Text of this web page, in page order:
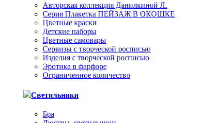
Авторская коллекция Данилкиной Л.
Серия Плакетка ПЕЙЗАЖ В ОКОШКЕ
Цветные краски
Детские наборы
Цветные самовары
Сервизы с творческой росписью
Изделия с творческой росписью
Эротика в фарфоре
Ограниченное количество
Светильники
Бра